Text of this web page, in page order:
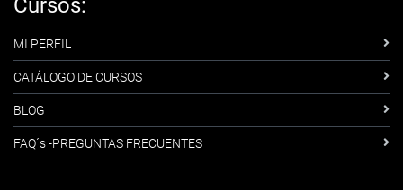
Cursos:
MI PERFIL
CATÁLOGO DE CURSOS
BLOG
FAQ´s -PREGUNTAS FRECUENTES